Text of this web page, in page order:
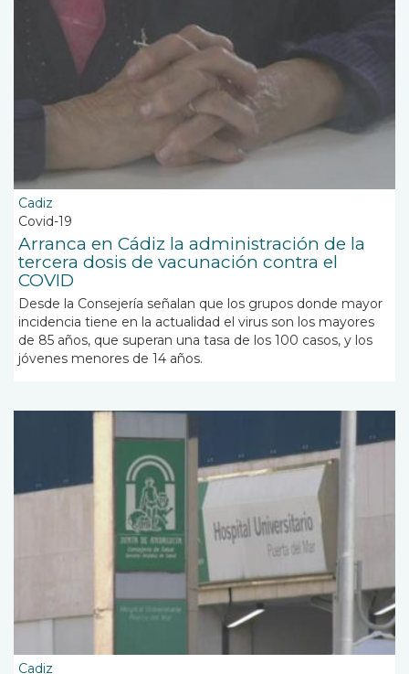
Cadiz
Covid-19
Arranca en Cádiz la administración de la
tercera dosis de vacunación contra el
COVID
Desde la Consejería señalan que los grupos donde mayor
incidencia tiene en la actualidad el virus son los mayores
de 85 años, que superan una tasa de los 100 casos, y los
jóvenes menores de 14 años.
Cadiz